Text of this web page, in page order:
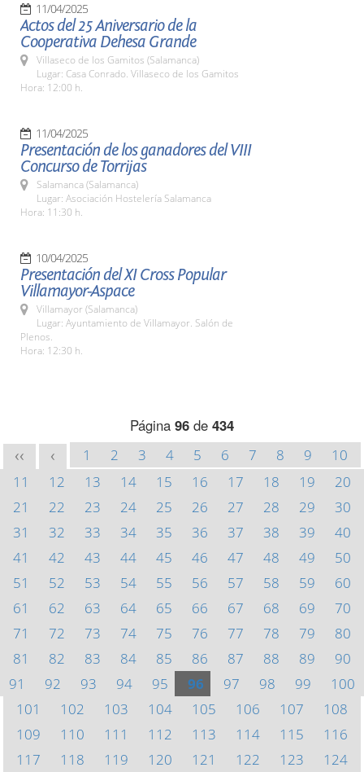
11/04/2025
Actos del 25 Aniversario de la
Cooperativa Dehesa Grande
Villaseco de los Gamitos (Salamanca)
Lugar: Casa Conrado. Villaseco de los Gamitos
Hora: 12:00 h.
11/04/2025
Presentación de los ganadores del VIII
Concurso de Torrijas
Salamanca (Salamanca)
Lugar: Asociación Hostelería Salamanca
Hora: 11:30 h.
10/04/2025
Presentación del XI Cross Popular
Villamayor-Aspace
Villamayor (Salamanca)
Lugar: Ayuntamiento de Villamayor. Salón de
Plenos.
Hora: 12:30 h.
Página 96 de 434
<< < 1 2 3 4 5 6 7 8 9
10
11
12 13 14 15 16 17 18 19
20
21
22 23 24 25 26 27 28 29
30
31
32 33 34 35 36 37 38 39
40
41
42 43 44 45 46 47 48 49
50
51
52 53 54 55 56 57 58 59
60
61
62 63 64 65 66 67 68 69
70
71
72 73 74 75 76 77 78 79
80
81
82 83 84 85 86 87 88 89
90
91
92 93 94 95 96 97 98 99
100
101
102 103 104 105 106 107
108
109
110 111 112 113 114 115
116
117
118 119 120 121 122 123
124